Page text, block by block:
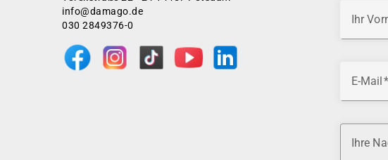
info@damago.de
030 2849376-0
Ihr
E-Mail
Ihre